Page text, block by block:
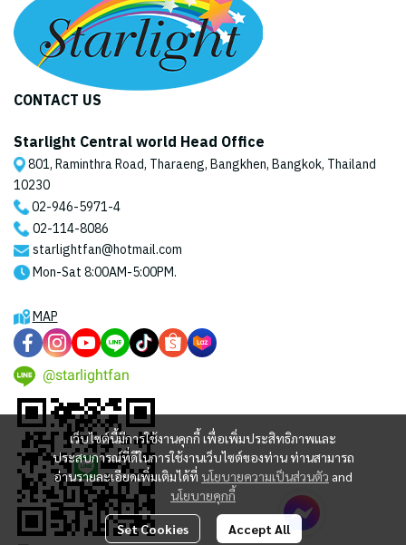
เว็บไซต์นี้มีการใช้งานคุกกี้ เพื่อเพิ่มประสิทธิภาพและ
ประสบการณ์ที่ดีในการใช้งานเว็บไซต์ของท่าน ท่านสามารถ
อ่านรายละเอียดเพิ่มเติมได้ที่ นโยบายความเป็นส่วนตัว and
นโยบายคุกกี้
Set Cookies Accept All
CONTACT US
Starlight Central world Head Office
801, Raminthra Road, Tharaeng, Bangkhen, Bangkok, Thailand
10230
02-946-5971-4
02-114-8086
starlightfan@hotmail.com
Mon-Sat 8:00AM-5:00PM.
MAP
@starlightfan